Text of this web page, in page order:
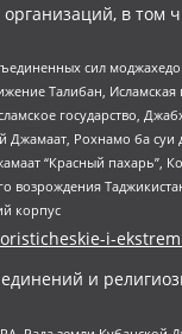
в том
сил моджахедов
Талибан,
государство,
Джамаат, Рохнамо ба
“Красный
возрождения
корпус
i-
и